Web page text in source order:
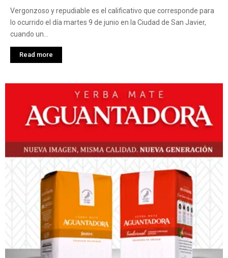
Vergonzoso y repudiable es el calificativo que corresponde para
lo ocurrido el día martes 9 de junio en la Ciudad de San Javier,
cuando un...
Read more